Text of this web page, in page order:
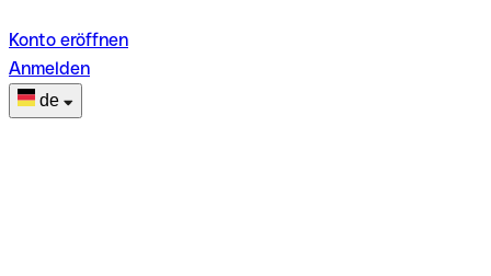
Konto eröffnen
Anmelden
de